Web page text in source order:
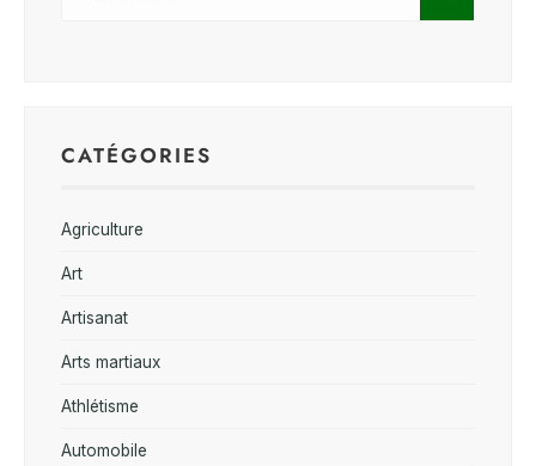
CATÉGORIES
Agriculture
Art
Artisanat
Arts martiaux
Athlétisme
Automobile